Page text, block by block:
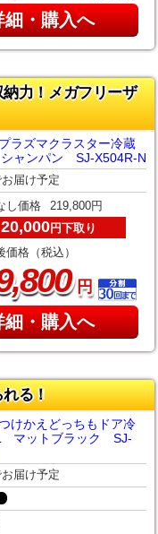
細・購入へ
力！メガフリーザ
ラズマクラスター冷蔵
ャンパン SJ-X504R-N
届け予定
し価格 219,800円
20,000円下取り
価格（税込）
,800円
細・購入へ
れる！
けかえどっちもドア冷
マットブラック SJ-
届け予定